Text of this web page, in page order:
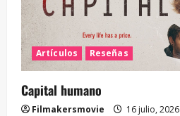
Artículos Reseñas
Capital humano
Filmakersmovie 16 julio, 2026